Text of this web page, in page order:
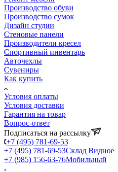
Производство обуви
Производство сумок
Дизайн студии
Стеновые панели
Производители кресел
Спортивный инвентарь
Авточехлы
Сувениры
Как купить
Условия оплаты
Условия доставки
Гарантия на товар
Вопрос-ответ
Подписаться на рассылку
+7 (495) 781-69-53
+7 (495) 781-69-53Склад Видное
+7 (985) 156-63-76Мобильный